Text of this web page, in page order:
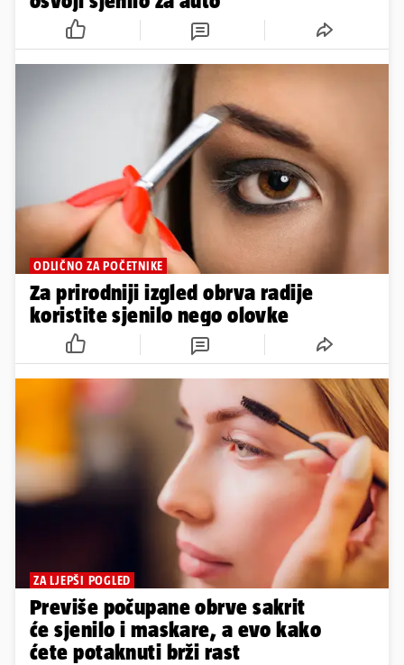
ODLIČNO ZA POČETNIKE
Za prirodniji izgled obrva radije
koristite sjenilo nego olovke
ZA LJEPŠI POGLED
Previše počupane obrve sakrit
će sjenilo i maskare, a evo kako
ćete potaknuti brži rast